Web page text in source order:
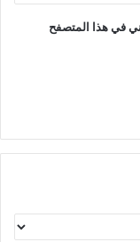
في هذا المتصفح